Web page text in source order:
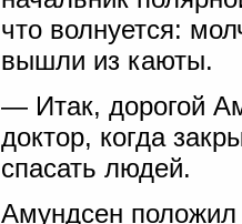
что волнуется:
вышли из каюты.
— Итак, дорогой
доктор, когда
спасать людей.
Амундсен положил